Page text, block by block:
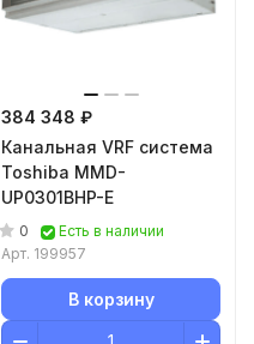
384 348 ₽
Канальная VRF система
Toshiba MMD-
UP0301BHP-E
0
Есть в наличии
Арт. 199957
В корзину